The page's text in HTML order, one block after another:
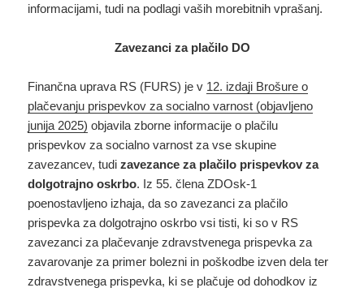
informacijami, tudi na podlagi vaših morebitnih vprašanj.
Zavezanci za plačilo DO
Finančna uprava RS (FURS) je v 12. izdaji Brošure o
plačevanju prispevkov za socialno varnost (objavljeno
junija 2025) objavila zborne informacije o plačilu
prispevkov za socialno varnost za vse skupine
zavezancev, tudizavezance za plačilo prispevkov za
dolgotrajno oskrbo. Iz 55. člena ZDOsk-1
poenostavljeno izhaja, da so zavezanci za plačilo
prispevka za dolgotrajno oskrbo vsi tisti, ki so v RS
zavezanci za plačevanje zdravstvenega prispevka za
zavarovanje za primer bolezni in poškodbe izven dela ter
zdravstvenega prispevka, ki se plačuje od dohodkov iz